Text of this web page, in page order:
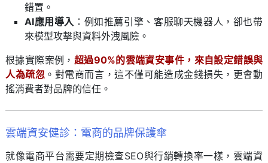
錯置。
AI應用導入 ：例如推薦引擎、客服聊天機器人，卻也帶
來模型攻擊與資料外洩風險。
根據實際案例， 超過90%的雲端資安事件，來自設定錯誤與
人為疏忽 。對電商而言，這不僅可能造成金錢損失，更會動
搖消費者對品牌的信任。
雲端資安健診：電商的品牌保護傘
就像電商平台需要定期檢查SEO與行銷轉換率一樣，雲端資